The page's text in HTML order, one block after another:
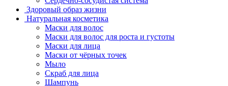
Здоровый образ жизни
Натуральная косметика
Маски для волос
Маски для волос для роста и густоты
Маски для лица
Маски от чёрных точек
Мыло
Скраб для лица
Шампунь